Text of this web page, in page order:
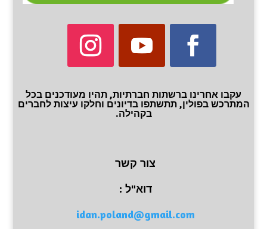
עקבו אחרינו ברשתות חברתיות, תהיו מעודכנים בכל
המתרכש בפולין, תתשתפו בדיונים וחלקו עיצות לחברים
בקהילה.
צור קשר
דוא"ל :
idan.poland@gmail.com